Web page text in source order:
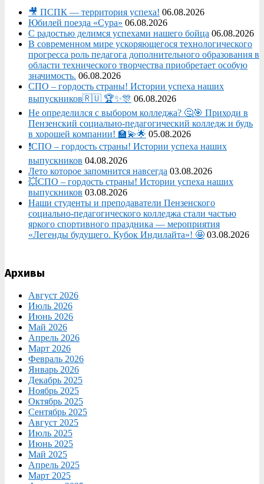
🎥 ПСПК — территория успеха! 06.08.2026
Юбилей поезда «Сура» 06.08.2026
С радостью делимся успехами нашего бойца 06.08.2026
В современном мире ускоряющегося технологического
прогресса роль педагога дополнительного образования в
области технического творчества приобретает особую
значимость. 06.08.2026
СПО – гордость страны! Истории успеха наших
выпускников🇷🇺 🏆✨🎊 06.08.2026
Не определился с выбором колледжа? 🤔🎯 Приходи в
Пензенский социально-педагогический колледж и будь
в хорошей компании! 🏫💫🌟 05.08.2026
❗СПО – гордость страны! Истории успеха наших
выпускников 04.08.2026
Лето которое запомнится навсегда 03.08.2026
💥СПО – гордость страны! Истории успеха наших
выпускников 03.08.2026
Наши студенты и преподаватели Пензенского
социально‑педагогического колледжа стали частью
яркого спортивного праздника — мероприятия
«Легенды будущего. Кубок Индилайта»! 🤩 03.08.2026
Архивы
Август 2026
Июль 2026
Июнь 2026
Май 2026
Апрель 2026
Март 2026
Февраль 2026
Январь 2026
Декабрь 2025
Ноябрь 2025
Октябрь 2025
Сентябрь 2025
Август 2025
Июль 2025
Июнь 2025
Май 2025
Апрель 2025
Март 2025